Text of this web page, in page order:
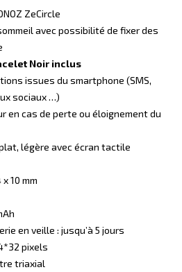
ZeCircle
avec possibilité de fixer des
Noir inclus
issues du smartphone (SMS,
sociaux …)
en cas de perte ou éloignement du
légère avec écran tactile
10 mm
en veille : jusqu’à 5 jours
pixels
triaxial